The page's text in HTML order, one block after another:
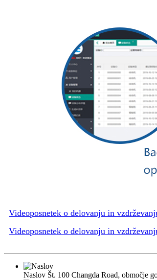
Videoposnetek o delovanju in
Videoposnetek o delovanju in
Naslov Št. 100 Changda Road, območje